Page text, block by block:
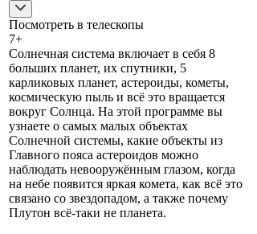
Посмотреть в телескопы
7+
Солнечная система включает в себя 8
больших планет, их спутники, 5
карликовых планет, астероиды, кометы,
космическую пыль и всё это вращается
вокруг Солнца. На этой программе вы
узнаете о самых малых объектах
Солнечной системы, какие объекты из
Главного пояса астероидов можно
наблюдать невооружённым глазом, когда
на небе появится яркая комета, как всё это
связано со звездопадом, а также почему
Плутон всё-таки не планета.